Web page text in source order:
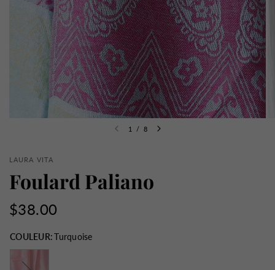
1 / 8
LAURA VITA
Foulard Paliano
$38.00
COULEUR:Turquoise